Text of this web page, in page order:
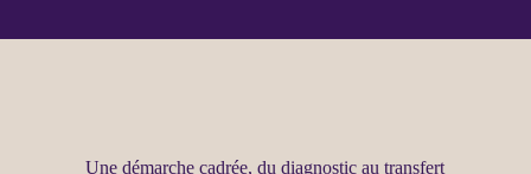
Une démarche cadrée, du diagnostic au transfert